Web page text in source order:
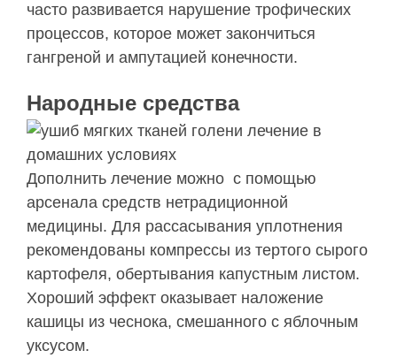
часто развивается нарушение трофических
процессов, которое может закончиться
гангреной и ампутацией конечности.
Народные средства
Дополнить лечение можно с помощью
арсенала средств нетрадиционной
медицины. Для рассасывания уплотнения
рекомендованы компрессы из тертого сырого
картофеля, обертывания капустным листом.
Хороший эффект оказывает наложение
кашицы из чеснока, смешанного с яблочным
уксусом.